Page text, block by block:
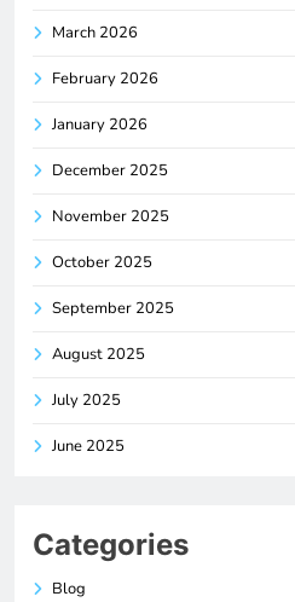
March 2026
February 2026
January 2026
December 2025
November 2025
October 2025
September 2025
August 2025
July 2025
June 2025
Categories
Blog